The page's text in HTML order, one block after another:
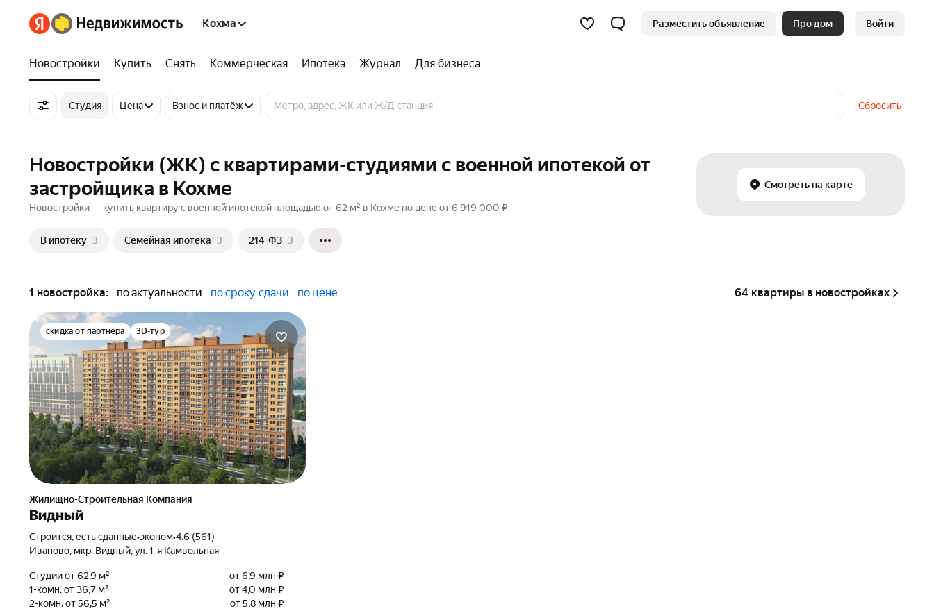
Кохма Разместить объявление Про дом Войти
Новостройки Купить Снять Коммерческая Ипотека Журнал Для бизнеса
Студия Цена Взнос и платёж Сбросить
Новостройки (ЖК) с квартирами-студиями с военной ипотекой от
застройщика в Кохме
Новостройки — купить квартиру с военной ипотекой площадью от 62 м² в Кохме по цене от 6 919 000 ₽
В ипотеку 3 Семейная ипотека 3 214-ФЗ 3
Смотреть на карте
1 новостройка: по актуальности по сроку сдачи по цене 64 квартиры в новостройках
скидка от партнера 3D-тур
Жилищно-Строительная Компания
Видный
Строится, есть сданные•эконом•4.6 (561)
Иваново, мкр. Видный, ул. 1-я Камвольная
Студии от 62,9 м²
от 6,9 млн ₽
1-комн. от 36,7 м²
от 4,0 млн ₽
2-комн. от 56,5 м²
от 5,8 млн ₽